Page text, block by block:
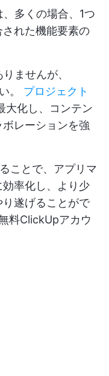
多くの場合、1つ
れた機能要素の
ませんが、
。 プロジェクト
大化し、コンテン
レーションを強
ことで、アプリマ
率化し、より少
遂げることがで
料ClickUpアカウ